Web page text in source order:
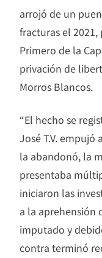
arrojó de un
fracturas el
Primero de la
privación de
Morros Blancos.
“El hecho se
José T.V.
la abandonó, la
presentaba
iniciaron las
a la aprehensión
imputado y
contra terminó